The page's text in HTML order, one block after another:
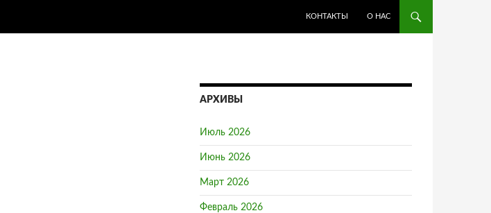
КОНТАКТЫ
О НАС
АРХИВЫ
Июль 2026
Июнь 2026
Март 2026
Февраль 2026